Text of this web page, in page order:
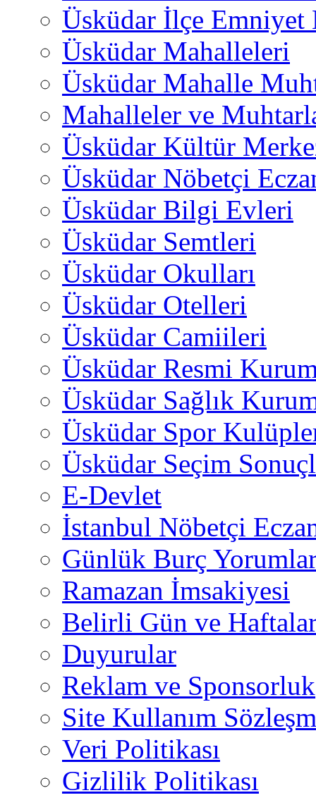
Üsküdar İlçe
Üsküdar Mahalleleri
Üsküdar Mahalle
Mahalleler ve
Üsküdar Kültür
Üsküdar Nöbetçi
Üsküdar Bilgi Evleri
Üsküdar Semtleri
Üsküdar Okulları
Üsküdar Otelleri
Üsküdar Camiileri
Üsküdar Resmi
Üsküdar Sağlık
Üsküdar Spor
Üsküdar Seçim
E-Devlet
İstanbul Nöbetçi
Günlük Burç
Ramazan İmsakiyesi
Belirli Gün ve
Duyurular
Reklam ve Sponsorluk
Site Kullanım
Veri Politikası
Gizlilik Politikası